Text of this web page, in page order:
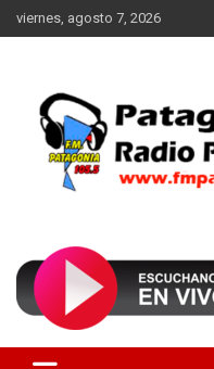
Saltar
al
viernes, agosto 7, 2026
FM